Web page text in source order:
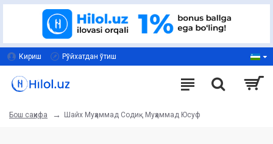
Кириш Рўйхатдан ўтиш
Бош саҳифа Шайх Муҳаммад Содиқ Муҳаммад Юсуф